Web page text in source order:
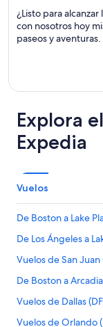
¿Listo para
con nosotros hoy
paseos y aventuras.
Explora
Expedia
Vuelos
De Boston a Lake
De Los Ángeles a
Vuelos de San
De Boston a Arcadia
Vuelos de Dallas
Vuelos de Orlando